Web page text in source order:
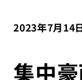
2023年7月14
集中